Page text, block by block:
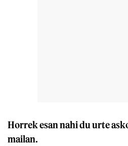
Horrek esan nahi du urte
mailan.